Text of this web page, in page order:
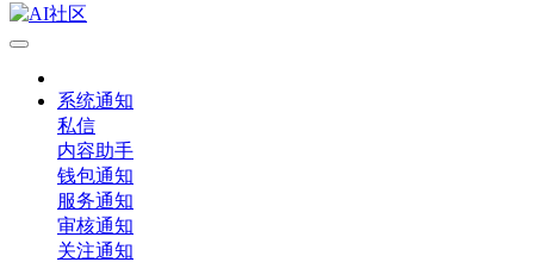
系统通知
私信
内容助手
钱包通知
服务通知
审核通知
关注通知